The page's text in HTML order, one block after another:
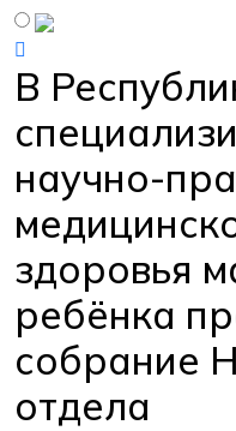
В
научно-
здоровья
ребёнка
собрание
отдела